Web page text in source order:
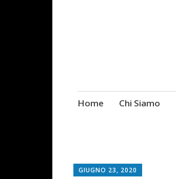
Skip
Home Chi Siamo
GIUGNO 23, 2020